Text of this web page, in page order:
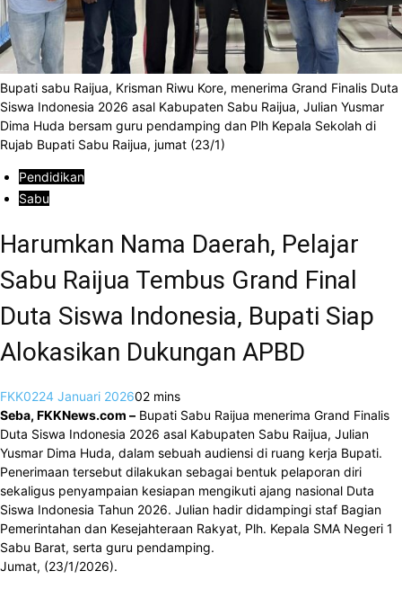
Bupati sabu Raijua, Krisman Riwu Kore, menerima Grand Finalis Duta
Siswa Indonesia 2026 asal Kabupaten Sabu Raijua, Julian Yusmar
Dima Huda bersam guru pendamping dan Plh Kepala Sekolah di
Rujab Bupati Sabu Raijua, jumat (23/1)
Pendidikan
Sabu
Harumkan Nama Daerah, Pelajar
Sabu Raijua Tembus Grand Final
Duta Siswa Indonesia, Bupati Siap
Alokasikan Dukungan APBD
FKK0224 Januari 202602 mins
Seba, FKKNews.com – Bupati Sabu Raijua menerima Grand Finalis
Duta Siswa Indonesia 2026 asal Kabupaten Sabu Raijua, Julian
Yusmar Dima Huda, dalam sebuah audiensi di ruang kerja Bupati.
Penerimaan tersebut dilakukan sebagai bentuk pelaporan diri
sekaligus penyampaian kesiapan mengikuti ajang nasional Duta
Siswa Indonesia Tahun 2026. Julian hadir didampingi staf Bagian
Pemerintahan dan Kesejahteraan Rakyat, Plh. Kepala SMA Negeri 1
Sabu Barat, serta guru pendamping.
Jumat, (23/1/2026).